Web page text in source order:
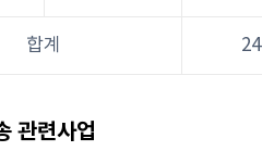
합계 24
관련사업